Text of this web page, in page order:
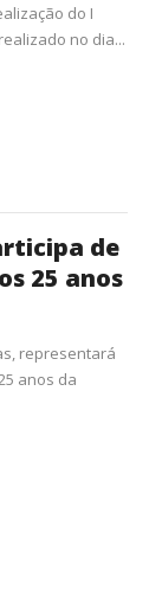
do I
no dia...
de
25 anos
representará
anos da